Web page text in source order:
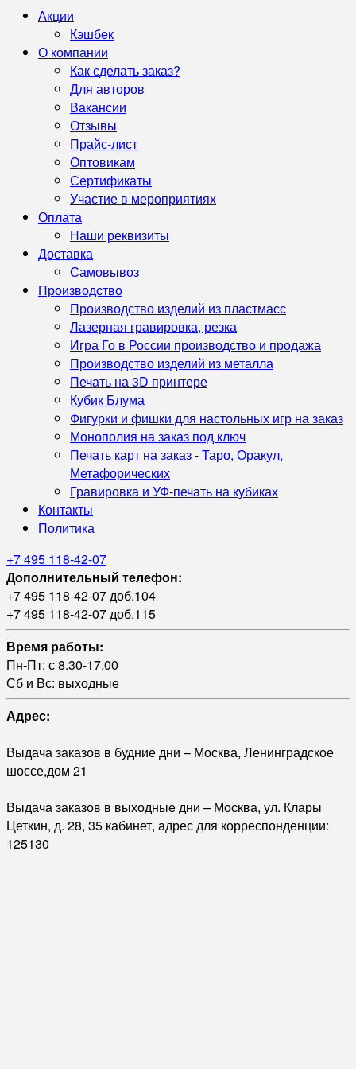
Акции
Кэшбек
О компании
Как сделать заказ?
Для авторов
Вакансии
Отзывы
Прайс-лист
Оптовикам
Сертификаты
Участие в мероприятиях
Оплата
Наши реквизиты
Доставка
Самовывоз
Производство
Производство изделий из пластмасс
Лазерная гравировка, резка
Игра Го в России производство и продажа
Производство изделий из металла
Печать на 3D принтере
Кубик Блума
Фигурки и фишки для настольных игр на заказ
Монополия на заказ под ключ
Печать карт на заказ - Таро, Оракул,
Метафорических
Гравировка и УФ‑печать на кубиках
Контакты
Политика
+7 495 118-42-07
Дополнительный телефон:
+7 495 118-42-07 доб.104
+7 495 118-42-07 доб.115
Время работы:
Пн-Пт: с 8.30-17.00
Сб и Вс: выходные
Адрес:
Выдача заказов в будние дни – Москва, Ленинградское
шоссе,дом 21
Выдача заказов в выходные дни – Москва, ул. Клары
Цеткин, д. 28, 35 кабинет, адрес для корреспонденции:
125130